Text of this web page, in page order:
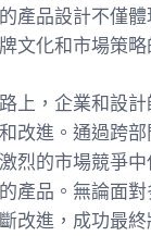
產品設計不僅
文化和市場策略
上，企業和設
改進。通過跨
烈的市場競爭
產品。無論面對
改進，成功最